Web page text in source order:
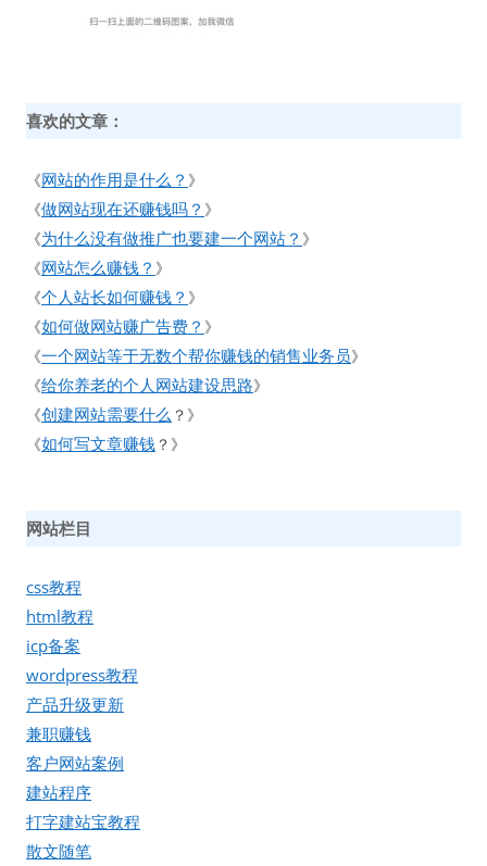
喜欢的文章：
《网站的作用是什么？ 》
《做网站现在还赚钱吗？ 》
《为什么没有做推广也要建一个网站？ 》
《网站怎么赚钱？ 》
《个人站长如何赚钱？ 》
《如何做网站赚广告费？ 》
《一个网站等于无数个帮你赚钱的销售业务员》
《给你养老的个人网站建设思路》
《创建网站需要什么 ？》
《如何写文章赚钱 ？》
网站栏目
css教程
html教程
icp备案
wordpress教程
产品升级更新
兼职赚钱
客户网站案例
建站程序
打字建站宝教程
散文随笔